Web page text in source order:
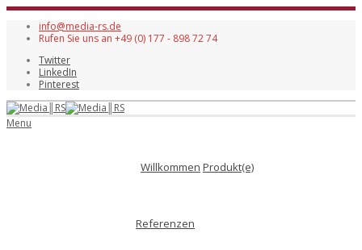
info@media-rs.de
Rufen Sie uns an +49 (0) 177 - 898 72 74
Twitter
LinkedIn
Pinterest
Menu
Willkommen Produkt(e)
Referenzen